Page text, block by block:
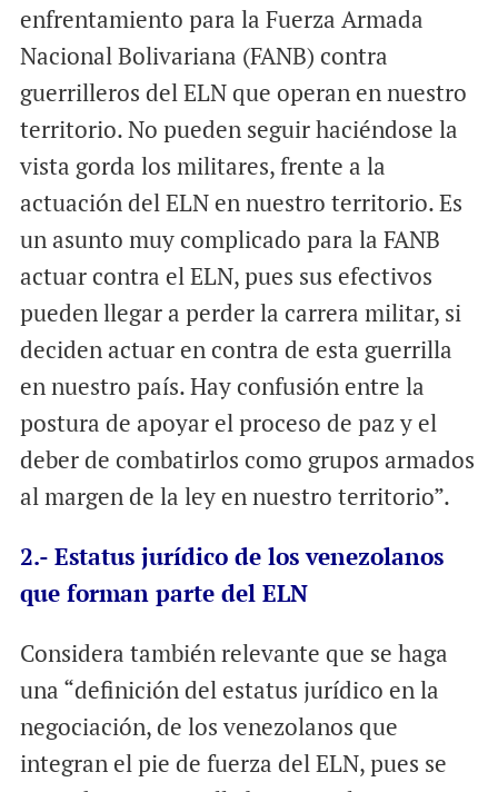
enfrentamiento para la Fuerza Armada
Nacional Bolivariana (FANB) contra
guerrilleros del ELN que operan en nuestro
territorio. No pueden seguir haciéndose la
vista gorda los militares, frente a la
actuación del ELN en nuestro territorio. Es
un asunto muy complicado para la FANB
actuar contra el ELN, pues sus efectivos
pueden llegar a perder la carrera militar, si
deciden actuar en contra de esta guerrilla
en nuestro país. Hay confusión entre la
postura de apoyar el proceso de paz y el
deber de combatirlos como grupos armados
al margen de la ley en nuestro territorio”.
2.- Estatus jurídico de los venezolanos
que forman parte del ELN
Considera también relevante que se haga
una “definición del estatus jurídico en la
negociación, de los venezolanos que
integran el pie de fuerza del ELN, pues se